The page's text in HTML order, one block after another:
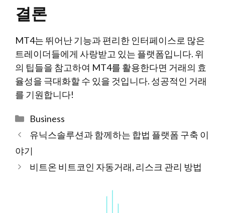
결론
MT4는 뛰어난 기능과 편리한 인터페이스로 많은
트레이더들에게 사랑받고 있는 플랫폼입니다. 위
의 팁들을 참고하여 MT4를 활용한다면 거래의 효
율성을 극대화할 수 있을 것입니다. 성공적인 거래
를 기원합니다!
Categories
Business
유닉스솔루션과 함께하는 합법 플랫폼 구축 이
야기
비트온 비트코인 자동거래, 리스크 관리 방법